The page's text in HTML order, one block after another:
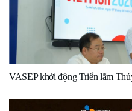
VASEP khởi động Triển lãm